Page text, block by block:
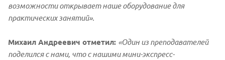
возможности открывает наше оборудование для
практических занятий».
Михаил Андреевич отметил: «Один из преподавателей
поделился с нами, что с нашими мини-экспресс-